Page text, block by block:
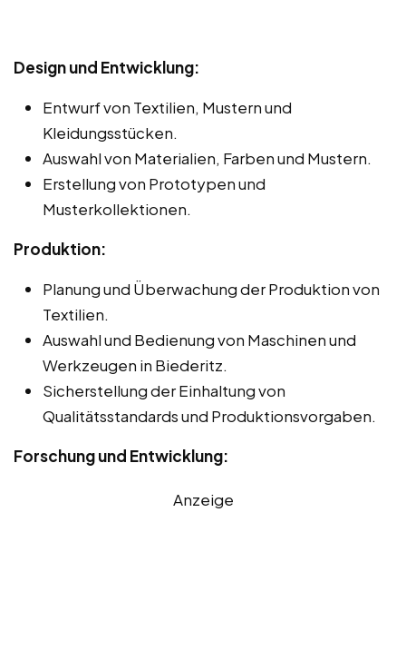
Design und Entwicklung:
Entwurf von Textilien, Mustern und
Kleidungsstücken.
Auswahl von Materialien, Farben und Mustern.
Erstellung von Prototypen und
Musterkollektionen.
Produktion:
Planung und Überwachung der Produktion von
Textilien.
Auswahl und Bedienung von Maschinen und
Werkzeugen in Biederitz.
Sicherstellung der Einhaltung von
Qualitätsstandards und Produktionsvorgaben.
Forschung und Entwicklung:
Anzeige